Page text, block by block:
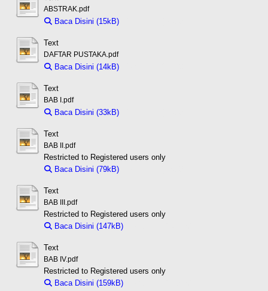
ABSTRAK.pdf
Baca Disini (15kB)
Text
DAFTAR PUSTAKA.pdf
Baca Disini (14kB)
Text
BAB I.pdf
Baca Disini (33kB)
Text
BAB II.pdf
Restricted to Registered users only
Baca Disini (79kB)
Text
BAB III.pdf
Restricted to Registered users only
Baca Disini (147kB)
Text
BAB IV.pdf
Restricted to Registered users only
Baca Disini (159kB)